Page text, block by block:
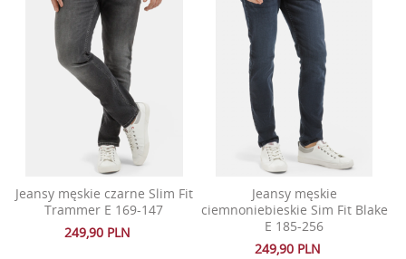
Jeansy męskie czarne Slim Fit
Trammer E 169-147
249,90 PLN
Jeansy męskie
ciemnoniebieskie Sim Fit Blake
E 185-256
249,90 PLN